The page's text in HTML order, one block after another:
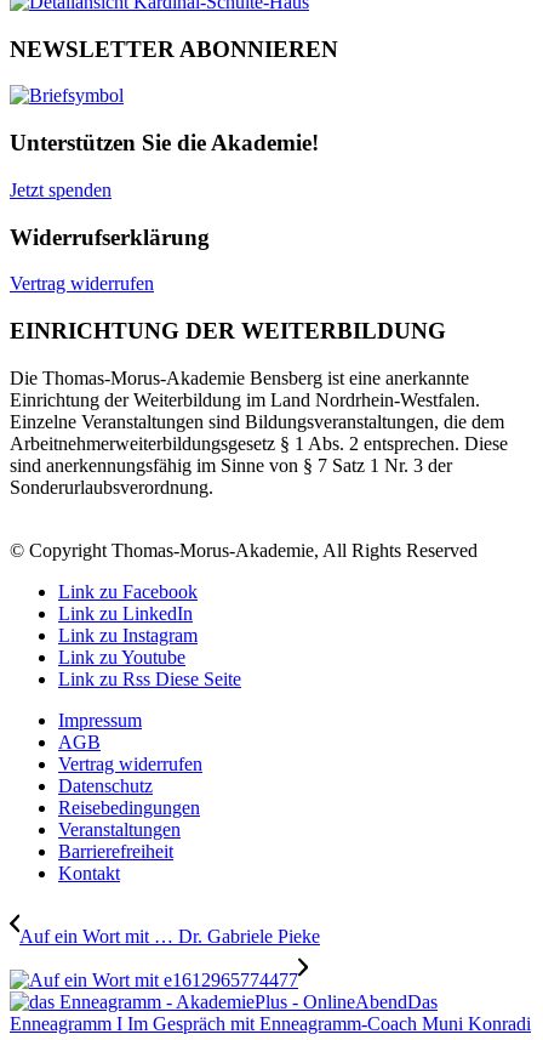
NEWSLETTER ABONNIEREN
Unterstützen Sie die Akademie!
Jetzt spenden
Widerrufserklärung
Vertrag widerrufen
EINRICHTUNG DER WEITERBILDUNG
Die Thomas-Morus-Akademie Bensberg ist eine anerkannte
Einrichtung der Weiterbildung im Land Nordrhein-Westfalen.
Einzelne Veranstaltungen sind Bildungsveranstaltungen, die dem
Arbeitnehmerweiterbildungsgesetz § 1 Abs. 2 entsprechen. Diese
sind anerkennungsfähig im Sinne von § 7 Satz 1 Nr. 3 der
Sonderurlaubsverordnung.
© Copyright Thomas-Morus-Akademie, All Rights Reserved
Link zu Facebook
Link zu LinkedIn
Link zu Instagram
Link zu Youtube
Link zu Rss Diese Seite
Impressum
AGB
Vertrag widerrufen
Datenschutz
Reisebedingungen
Veranstaltungen
Barrierefreiheit
Kontakt
Auf ein Wort mit … Dr. Gabriele Pieke
Das
Enneagramm I Im Gespräch mit Enneagramm-Coach Muni Konradi